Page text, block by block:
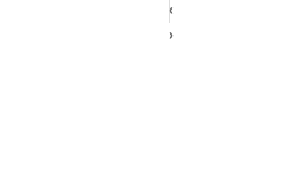
‹
›
‹
›